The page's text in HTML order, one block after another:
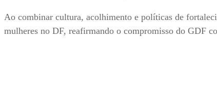
Ao combinar cultura, acolhimento e políticas de
mulheres no DF, reafirmando o compromisso do GDF